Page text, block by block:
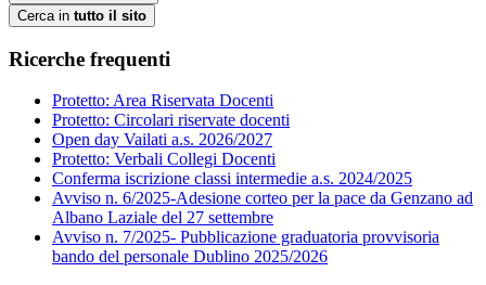
Cerca in tutto il sito
Ricerche frequenti
Protetto: Area Riservata Docenti
Protetto: Circolari riservate docenti
Open day Vailati a.s. 2026/2027
Protetto: Verbali Collegi Docenti
Conferma iscrizione classi intermedie a.s. 2024/2025
Avviso n. 6/2025-Adesione corteo per la pace da Genzano ad
Albano Laziale del 27 settembre
Avviso n. 7/2025- Pubblicazione graduatoria provvisoria
bando del personale Dublino 2025/2026